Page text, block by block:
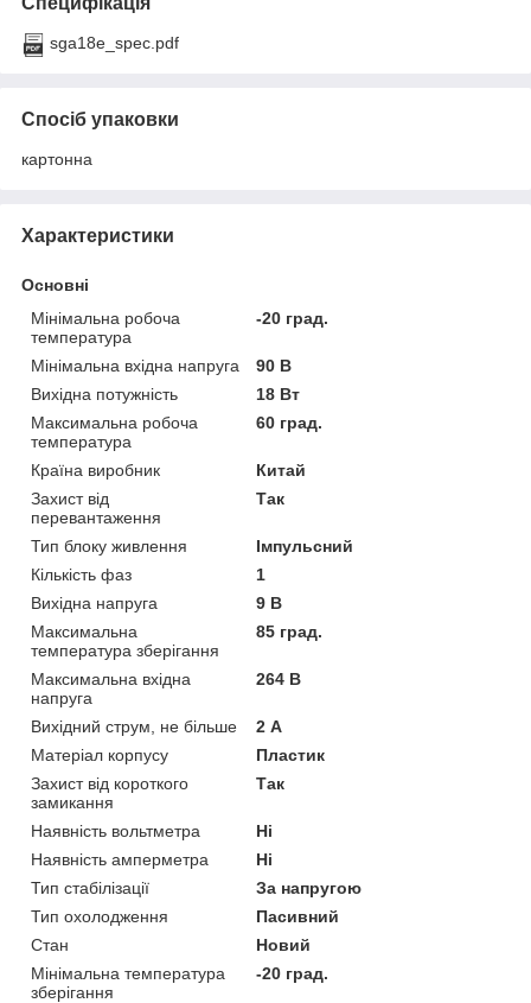
sga18e_spec.pdf
Спосіб упаковки
картонна
Характеристики
Основні
Мінімальна робоча
температура
-20 град.
Мінімальна вхідна напруга
90 В
Вихідна потужність
18 Вт
Максимальна робоча
температура
60 град.
Країна виробник
Китай
Захист від
перевантаження
Так
Тип блоку живлення
Імпульсний
Кількість фаз
1
Вихідна напруга
9 В
Максимальна
температура зберігання
85 град.
Максимальна вхідна
напруга
264 В
Вихідний струм, не більше
2 А
Матеріал корпусу
Пластик
Захист від короткого
замикання
Так
Наявність вольтметра
Ні
Наявність амперметра
Ні
Тип стабілізації
За напругою
Тип охолодження
Пасивний
Стан
Новий
Мінімальна температура
зберігання
-20 град.